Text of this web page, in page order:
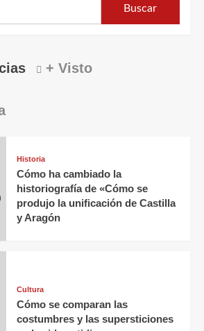
+ Visto
Historia
Cómo ha cambiado la
historiografía de «Cómo se
produjo la unificación de Castilla
y Aragón
Cultura
Cómo se comparan las
costumbres y las supersticiones